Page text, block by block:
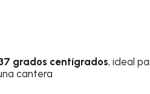
grados centígrados, ideal
cantera